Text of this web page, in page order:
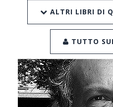
ALTRI LIBRI DI
TUTTO